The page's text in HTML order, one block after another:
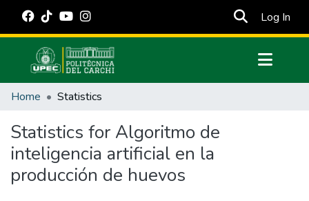
Log In
Communities & Collections
Estadísticas Externas
Manuales
Home Statistics
Statistics for Algoritmo de
inteligencia artificial en la
producción de huevos